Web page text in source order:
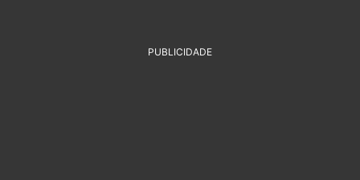
PUBLICIDADE